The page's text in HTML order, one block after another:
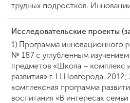
трудных подростков.
Исследовательские проекты
1) Программа
№ 187 с углубленным
предметов «Школа – комплекс
развития» г. Н.Новгорода, 2012;
комплексная программа
воспитания «В интересах